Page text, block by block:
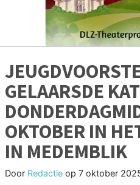
GELAARSDE
OKTOBER IN
IN MEDEMBLIK
Door Redactie op 7 oktober